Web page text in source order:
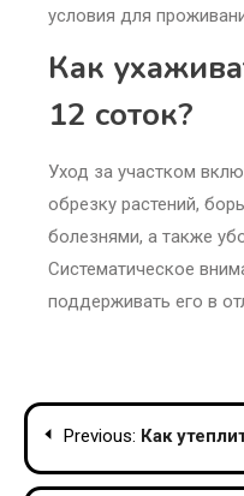
условия для
Как
12 соток?
Уход за участком
обрезку растений,
болезнями, а также
Систематическое
поддерживать его в
Post
navigation
Previous: Как